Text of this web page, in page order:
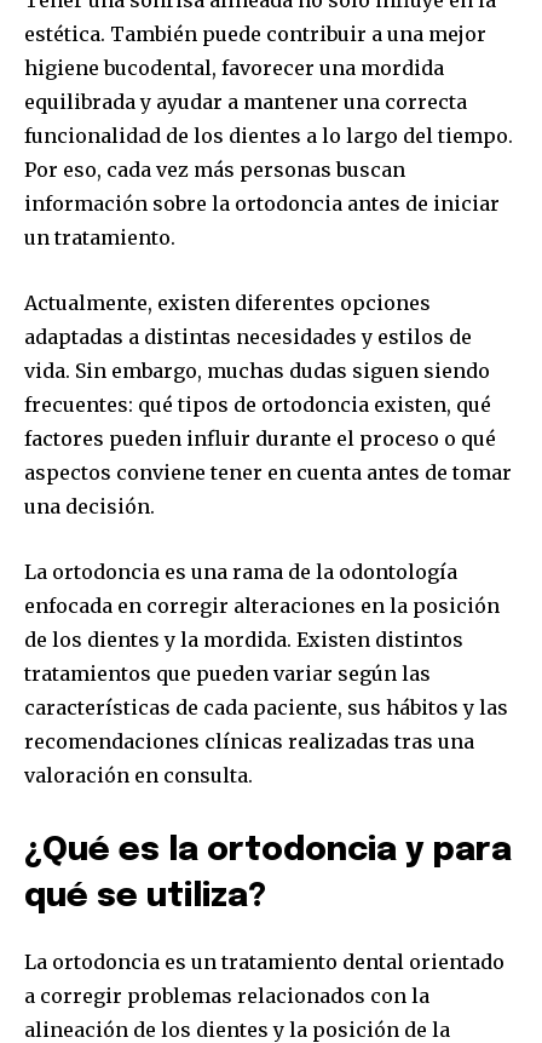
estética. También puede contribuir a una mejor
higiene bucodental, favorecer una mordida
equilibrada y ayudar a mantener una correcta
funcionalidad de los dientes a lo largo del tiempo.
Por eso, cada vez más personas buscan
información sobre la ortodoncia antes de iniciar
un tratamiento.
Actualmente, existen diferentes opciones
adaptadas a distintas necesidades y estilos de
vida. Sin embargo, muchas dudas siguen siendo
frecuentes: qué tipos de ortodoncia existen, qué
factores pueden influir durante el proceso o qué
aspectos conviene tener en cuenta antes de tomar
una decisión.
La ortodoncia es una rama de la odontología
enfocada en corregir alteraciones en la posición
de los dientes y la mordida. Existen distintos
tratamientos que pueden variar según las
características de cada paciente, sus hábitos y las
recomendaciones clínicas realizadas tras una
valoración en consulta.
¿Qué es la ortodoncia y para
qué se utiliza?
La ortodoncia es un tratamiento dental orientado
a corregir problemas relacionados con la
alineación de los dientes y la posición de la